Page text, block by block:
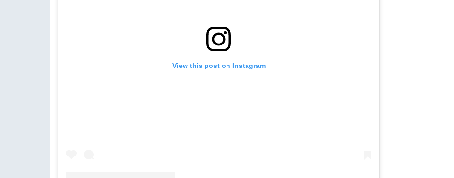
View this post on Instagram